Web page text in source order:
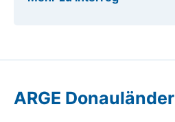
ARGE Donauländer